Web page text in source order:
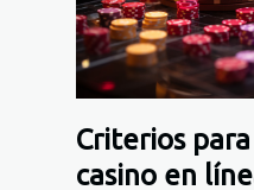
Criterios
casino en